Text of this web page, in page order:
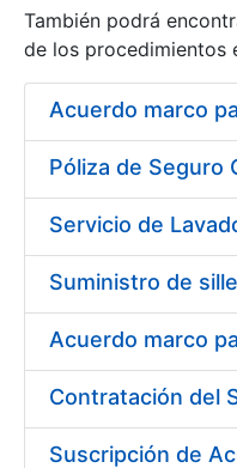
Erakutsi/Ezkutatu
También podrá
de los procedimientos